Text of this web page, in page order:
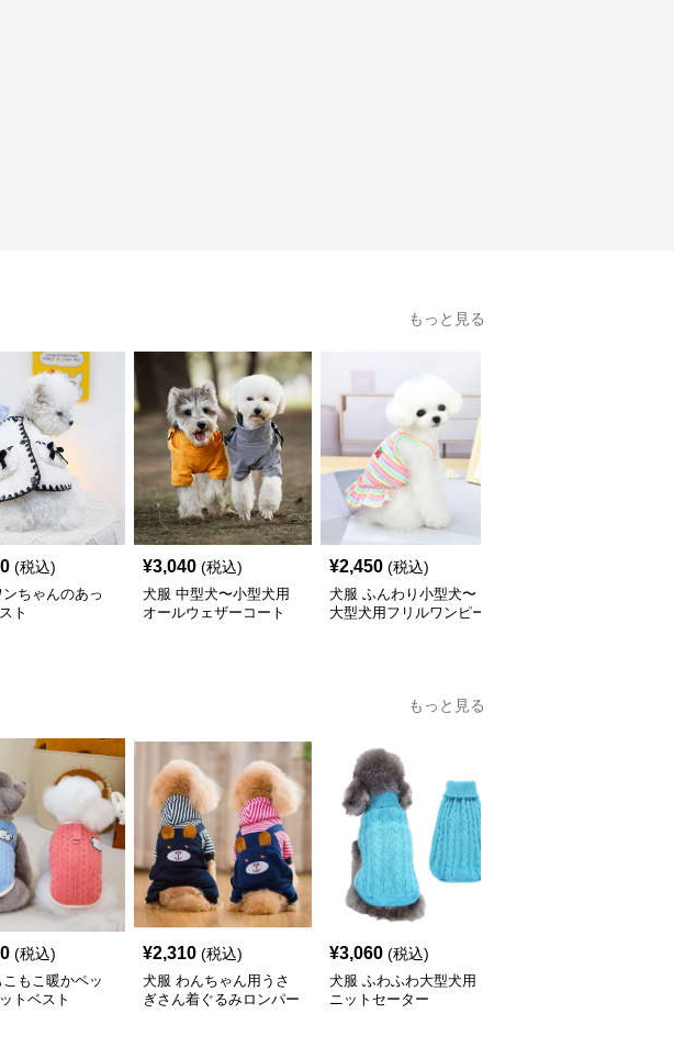
もっと見る
(税込)
ちゃんのあっ
ト
¥3,040 (税込)
犬服 中型犬〜小型犬用
オールウェザーコート
¥2,450 (税込)
犬服 ふんわり小型犬〜
大型犬用フリルワンピー
もっと見る
(税込)
もこ暖かペッ
トベスト
¥2,310 (税込)
犬服 わんちゃん用うさ
ぎさん着ぐるみロンパー
¥3,060 (税込)
犬服 ふわふわ大型犬用
ニットセーター